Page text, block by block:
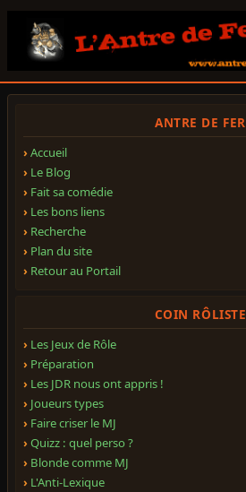
ANTRE DE FER
Accueil
Le Blog
Fait sa comédie
Les bons liens
Recherche
Plan du site
Retour au Portail
COIN RÔLISTE
Les Jeux de Rôle
Préparation
Les JDR nous ont appris !
Joueurs types
Faire criser le MJ
Quizz : quel perso ?
Blonde comme MJ
L'Anti-Lexique